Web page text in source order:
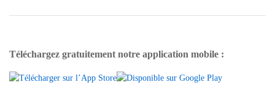
Téléchargez gratuitement notre application mobile :